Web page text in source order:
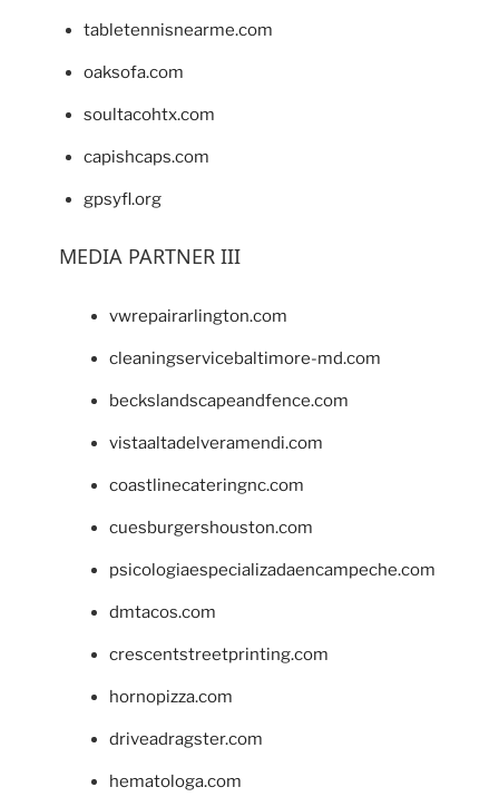
tabletennisnearme.com
oaksofa.com
soultacohtx.com
capishcaps.com
gpsyfl.org
MEDIA PARTNER III
vwrepairarlington.com
cleaningservicebaltimore-md.com
beckslandscapeandfence.com
vistaaltadelveramendi.com
coastlinecateringnc.com
cuesburgershouston.com
psicologiaespecializadaencampeche.com
dmtacos.com
crescentstreetprinting.com
hornopizza.com
driveadragster.com
hematologa.com